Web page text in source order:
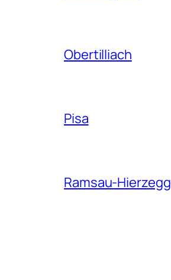
Obertilliach
Pisa
Ramsau-Hierzegg